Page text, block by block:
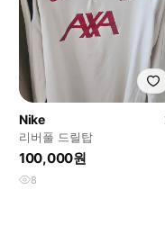
Nike
리버풀 드릴탑
100,000원
8